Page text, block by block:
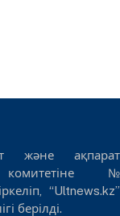
ақпарат
комитетіне №
“Ultnews.kz”
берілді.